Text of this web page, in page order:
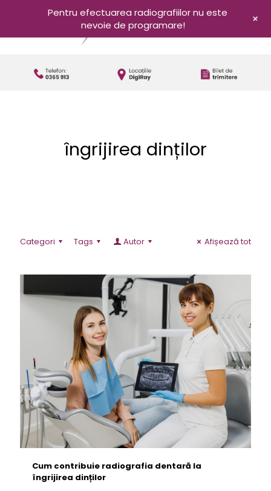
îngrijirea dinților
Categori Tags Autor Afișează tot
Cum contribuie radiografia dentară la
îngrijirea dinților
Pentru efectuarea radiografiilor nu este
nevoie de programare!
+